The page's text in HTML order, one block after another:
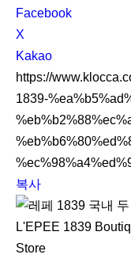
S
N
S
S
h
a
r
e
Facebook
X
Kakao
https://
1839-
복사
L'EPEE 1839
Store